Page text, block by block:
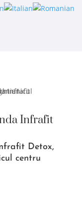
Infrafit
Detox,
centru